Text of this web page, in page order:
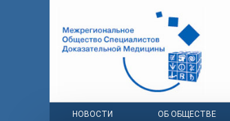
НОВОСТИ ОБ ОБЩЕСТВЕ